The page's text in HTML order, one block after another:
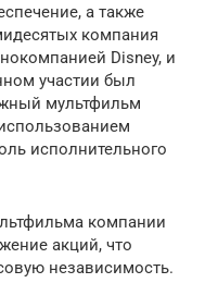
а также
компания
Disney, и
участии был
мультфильм
исполнительного
компании
акций, что
независимость.